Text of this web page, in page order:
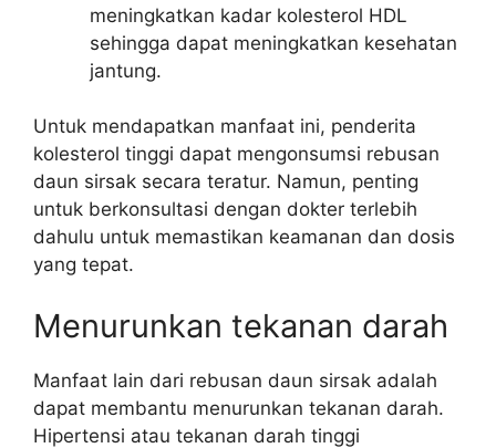
meningkatkan kadar kolesterol HDL
sehingga dapat meningkatkan kesehatan
jantung.
Untuk mendapatkan manfaat ini, penderita
kolesterol tinggi dapat mengonsumsi rebusan
daun sirsak secara teratur. Namun, penting
untuk berkonsultasi dengan dokter terlebih
dahulu untuk memastikan keamanan dan dosis
yang tepat.
Menurunkan tekanan darah
Manfaat lain dari rebusan daun sirsak adalah
dapat membantu menurunkan tekanan darah.
Hipertensi atau tekanan darah tinggi